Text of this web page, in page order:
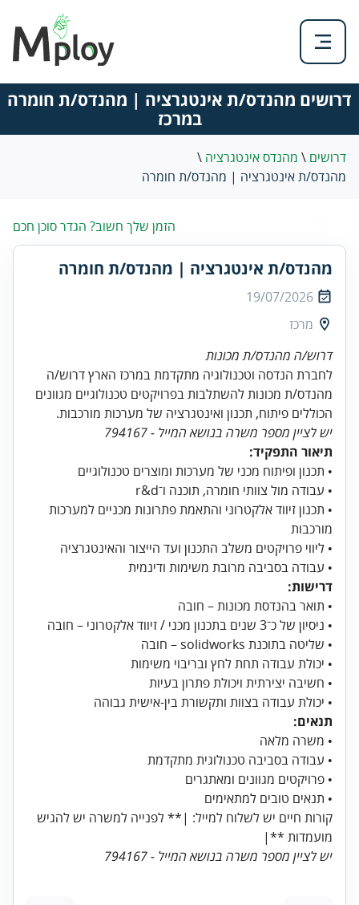
דרושים מהנדס/ת אינטגרציה | מהנדס/ת חומרה
במרכז
דרושים \ מהנדס אינטגרציה \
מהנדס/ת אינטגרציה | מהנדס/ת חומרה
הזמן שלך חשוב? הגדר סוכן חכם
מהנדס/ת אינטגרציה | מהנדס/ת חומרה
19/07/2026
מרכז
דרוש/ה מהנדס/ת מכונות
לחברת הנדסה וטכנולוגיה מתקדמת במרכז הארץ דרוש/ה
מהנדס/ת מכונות להשתלבות בפרויקטים טכנולוגיים מגוונים
הכוללים פיתוח, תכנון ואינטגרציה של מערכות מורכבות.
יש לציין מספר משרה בנושא המייל - 794167
תיאור התפקיד:
• תכנון זיווד אלקטרוני והתאמת פתרונות מכניים למערכות
• עבודה בסביבה מרובת משימות ודינמית
דרישות:
• יכולת עבודה בצוות ותקשורת בין-אישית גבוהה
תנאים:
• תנאים טובים למתאימים
קורות חיים יש לשלוח למייל: |** לפנייה למשרה יש להגיש
מועמדות **|
יש לציין מספר משרה בנושא המייל - 794167